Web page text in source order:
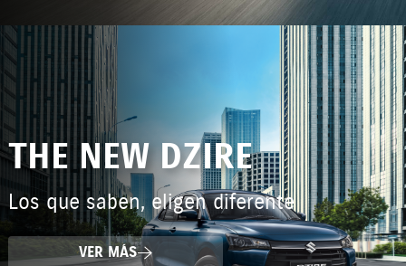
THE NEW DZIRE
Los que saben, eligen diferente
VER MÁS